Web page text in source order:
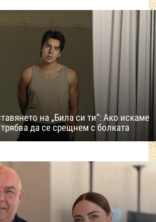
на „Била си ти“: Ако искаме
да се срещнем с болката